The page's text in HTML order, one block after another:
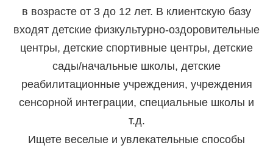
в возрасте от 3 до 12 лет. В клиентскую базу
входят детские физкультурно-оздоровительные
центры, детские спортивные центры, детские
сады/начальные школы, детские
реабилитационные учреждения, учреждения
сенсорной интеграции, специальные школы и
т.д.
Ищете веселые и увлекательные способы